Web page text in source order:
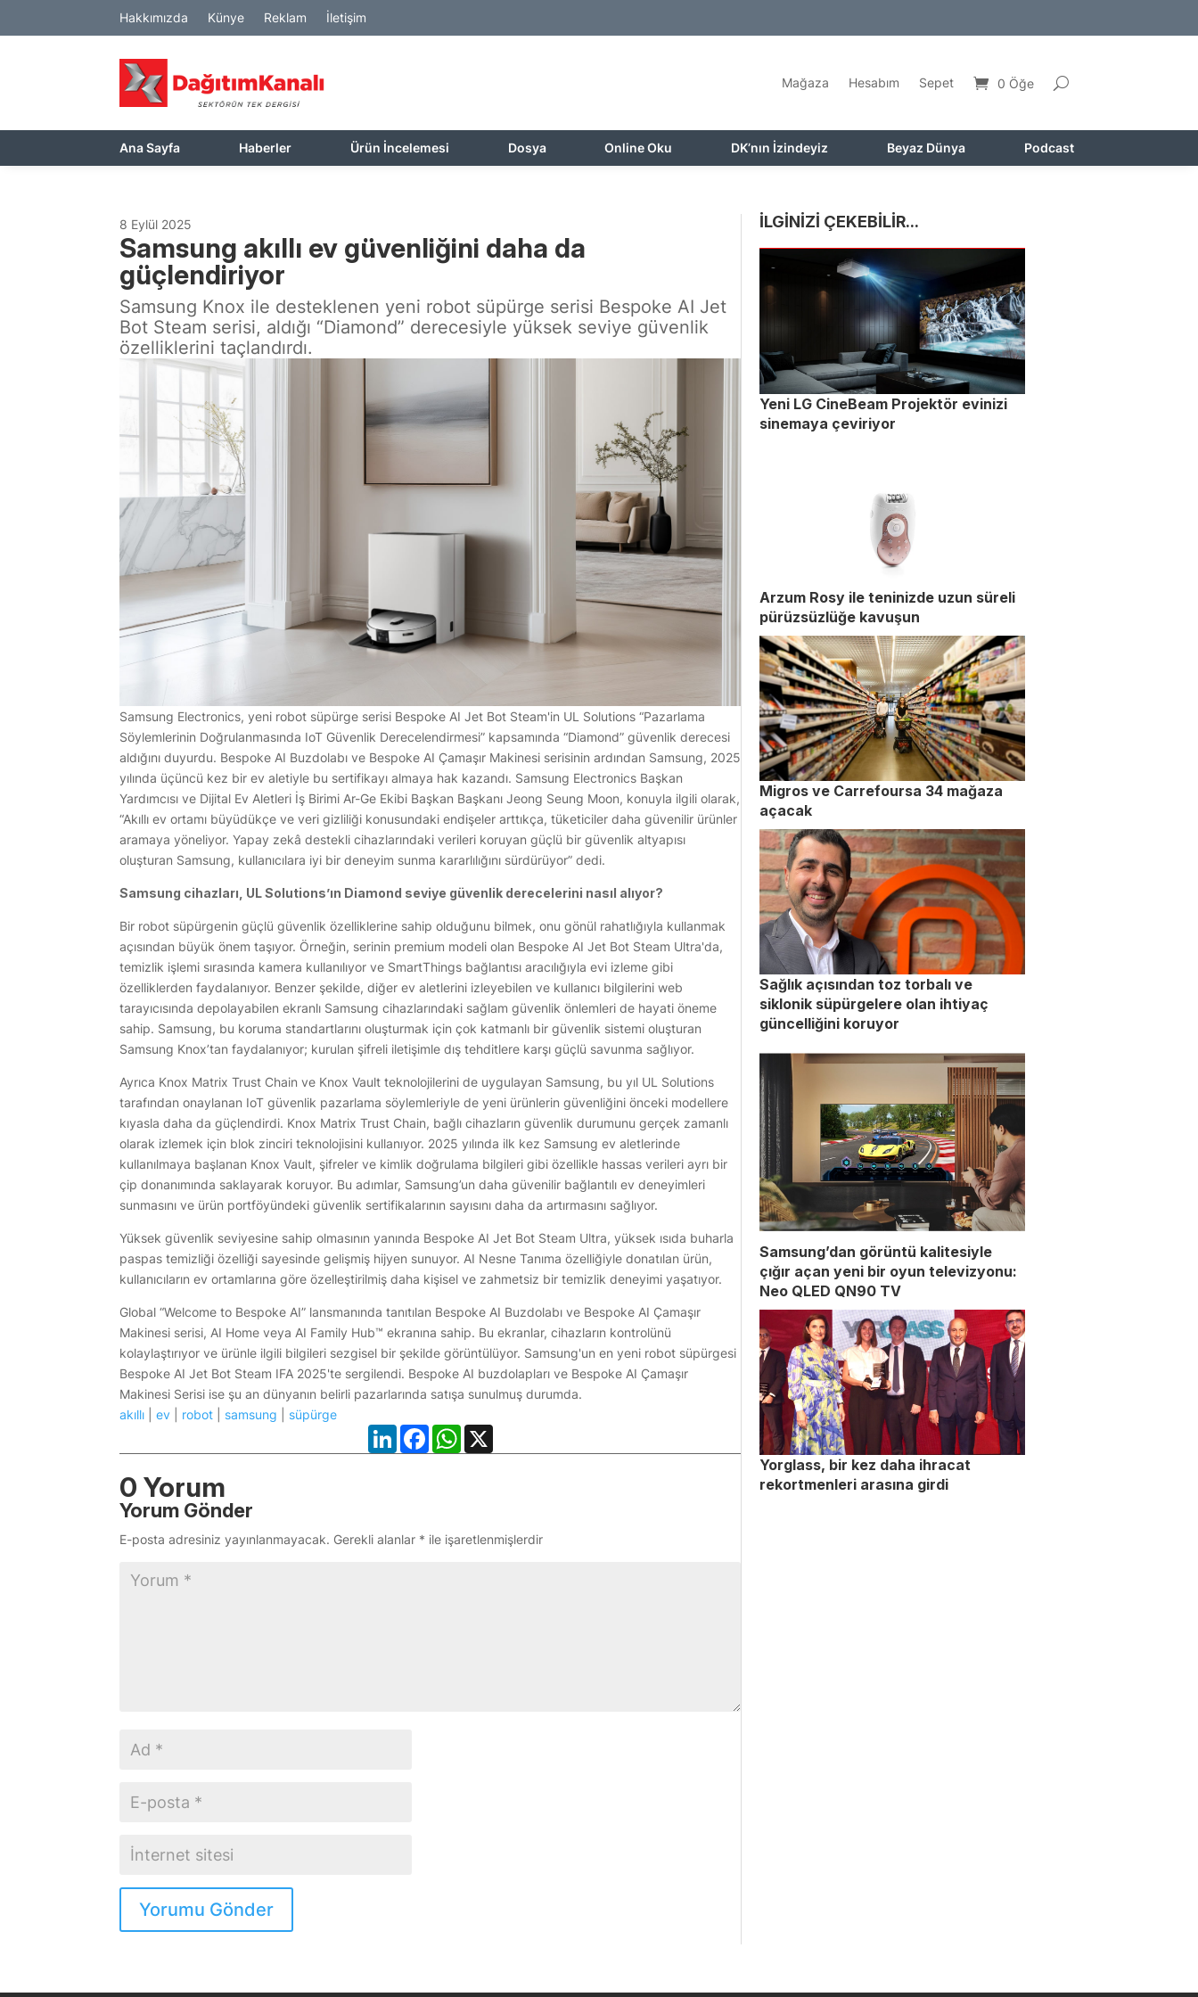
Hakkımızda Künye Reklam İletişim
Mağaza Hesabım Sepet 0 Öğe
Ana Sayfa Haberler Ürün İncelemesi Dosya Online Oku DK’nın İzindeyiz Beyaz Dünya Podcast
8 Eylül 2025
Samsung akıllı ev güvenliğini daha da
güçlendiriyor
Samsung Knox ile desteklenen yeni robot süpürge serisi Bespoke AI Jet
Bot Steam serisi, aldığı “Diamond” derecesiyle yüksek seviye güvenlik
özelliklerini taçlandırdı.
Samsung Electronics, yeni robot süpürge serisi Bespoke AI Jet Bot Steam'in UL Solutions “Pazarlama
Söylemlerinin Doğrulanmasında IoT Güvenlik Derecelendirmesi” kapsamında “Diamond” güvenlik derecesi
aldığını duyurdu. Bespoke AI Buzdolabı ve Bespoke AI Çamaşır Makinesi serisinin ardından Samsung, 2025
yılında üçüncü kez bir ev aletiyle bu sertifikayı almaya hak kazandı. Samsung Electronics Başkan
Yardımcısı ve Dijital Ev Aletleri İş Birimi Ar-Ge Ekibi Başkan Başkanı Jeong Seung Moon, konuyla ilgili olarak,
“Akıllı ev ortamı büyüdükçe ve veri gizliliği konusundaki endişeler arttıkça, tüketiciler daha güvenilir ürünler
aramaya yöneliyor. Yapay zekâ destekli cihazlarındaki verileri koruyan güçlü bir güvenlik altyapısı
oluşturan Samsung, kullanıcılara iyi bir deneyim sunma kararlılığını sürdürüyor” dedi.
Samsung cihazları, UL Solutions’ın Diamond seviye güvenlik derecelerini nasıl alıyor?
Bir robot süpürgenin güçlü güvenlik özelliklerine sahip olduğunu bilmek, onu gönül rahatlığıyla kullanmak
açısından büyük önem taşıyor. Örneğin, serinin premium modeli olan Bespoke AI Jet Bot Steam Ultra'da,
temizlik işlemi sırasında kamera kullanılıyor ve SmartThings bağlantısı aracılığıyla evi izleme gibi
özelliklerden faydalanıyor. Benzer şekilde, diğer ev aletlerini izleyebilen ve kullanıcı bilgilerini web
tarayıcısında depolayabilen ekranlı Samsung cihazlarındaki sağlam güvenlik önlemleri de hayati öneme
sahip. Samsung, bu koruma standartlarını oluşturmak için çok katmanlı bir güvenlik sistemi oluşturan
Samsung Knox’tan faydalanıyor; kurulan şifreli iletişimle dış tehditlere karşı güçlü savunma sağlıyor.
Ayrıca Knox Matrix Trust Chain ve Knox Vault teknolojilerini de uygulayan Samsung, bu yıl UL Solutions
tarafından onaylanan IoT güvenlik pazarlama söylemleriyle de yeni ürünlerin güvenliğini önceki modellere
kıyasla daha da güçlendirdi. Knox Matrix Trust Chain, bağlı cihazların güvenlik durumunu gerçek zamanlı
olarak izlemek için blok zinciri teknolojisini kullanıyor. 2025 yılında ilk kez Samsung ev aletlerinde
kullanılmaya başlanan Knox Vault, şifreler ve kimlik doğrulama bilgileri gibi özellikle hassas verileri ayrı bir
çip donanımında saklayarak koruyor. Bu adımlar, Samsung’un daha güvenilir bağlantılı ev deneyimleri
sunmasını ve ürün portföyündeki güvenlik sertifikalarının sayısını daha da artırmasını sağlıyor.
Yüksek güvenlik seviyesine sahip olmasının yanında Bespoke AI Jet Bot Steam Ultra, yüksek ısıda buharla
paspas temizliği özelliği sayesinde gelişmiş hijyen sunuyor. AI Nesne Tanıma özelliğiyle donatılan ürün,
kullanıcıların ev ortamlarına göre özelleştirilmiş daha kişisel ve zahmetsiz bir temizlik deneyimi yaşatıyor.
Global “Welcome to Bespoke AI” lansmanında tanıtılan Bespoke AI Buzdolabı ve Bespoke AI Çamaşır
Makinesi serisi, AI Home veya AI Family Hub™ ekranına sahip. Bu ekranlar, cihazların kontrolünü
kolaylaştırıyor ve ürünle ilgili bilgileri sezgisel bir şekilde görüntülüyor. Samsung'un en yeni robot süpürgesi
Bespoke AI Jet Bot Steam IFA 2025'te sergilendi. Bespoke AI buzdolapları ve Bespoke AI Çamaşır
Makinesi Serisi ise şu an dünyanın belirli pazarlarında satışa sunulmuş durumda.
akıllı |ev robot samsung
süpürge
LinkedInFacebookWhatsApp
X
0 Yorum
Yorum Gönder
E-posta adresiniz yayınlanmayacak. Gerekli alanlar * ile işaretlenmişlerdir
Yorumu Gönder
İLGİNİZİ ÇEKEBİLİR...
Yeni LG CineBeam Projektör evinizi
sinemaya çeviriyor
Arzum Rosy ile teninizde uzun süreli
pürüzsüzlüğe kavuşun
Migros ve Carrefoursa 34 mağaza
açacak
Sağlık açısından toz torbalı ve
siklonik süpürgelere olan ihtiyaç
güncelliğini koruyor
Samsung’dan görüntü kalitesiyle
çığır açan yeni bir oyun televizyonu:
Neo QLED QN90 TV
Yorglass, bir kez daha ihracat
rekortmenleri arasına girdi